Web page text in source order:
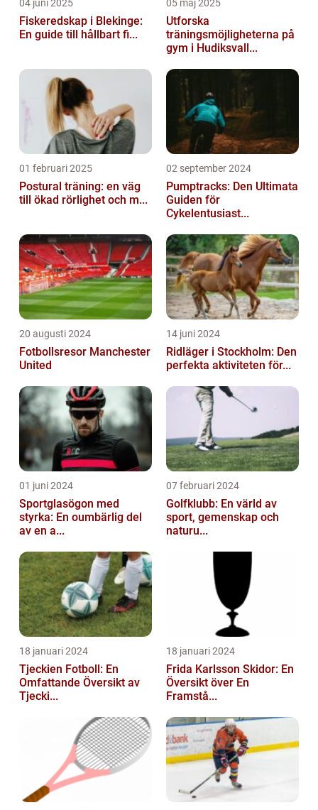
04 juni 2025
Fiskeredskap i Blekinge:
En guide till hållbart fi...
05 maj 2025
Utforska
träningsmöjligheterna på
gym i Hudiksvall...
01 februari 2025
Postural träning: en väg
till ökad rörlighet och m...
02 september 2024
Pumptracks: Den Ultimata
Guiden för
Cykelentusiast...
20 augusti 2024
Fotbollsresor Manchester
United
14 juni 2024
Ridläger i Stockholm: Den
perfekta aktiviteten för...
01 juni 2024
Sportglasögon med
styrka: En oumbärlig del
av en a...
07 februari 2024
Golfklubb: En värld av
sport, gemenskap och
naturu...
18 januari 2024
Tjeckien Fotboll: En
Omfattande Översikt av
Tjecki...
18 januari 2024
Frida Karlsson Skidor: En
Översikt över En
Framstå...